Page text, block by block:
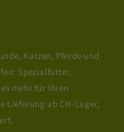
Katzen, Pferde und
Spezialfutter,
mehr für Ihren
Lieferung ab CH-Lager,